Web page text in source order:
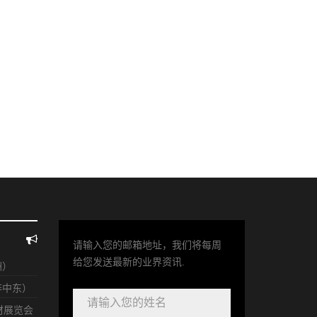
东）
展览会
请输入您的邮箱地址，我们将每周
给您发送最新的业界资讯.